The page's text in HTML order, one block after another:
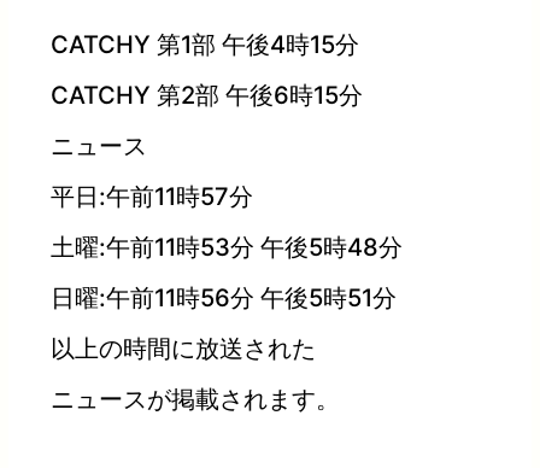
CATCHY 第1部 午後4時15分
CATCHY 第2部 午後6時15分
ニュース
平日:午前11時57分
土曜:午前11時53分 午後5時48分
日曜:午前11時56分 午後5時51分
以上の時間に放送された
ニュースが掲載されます。